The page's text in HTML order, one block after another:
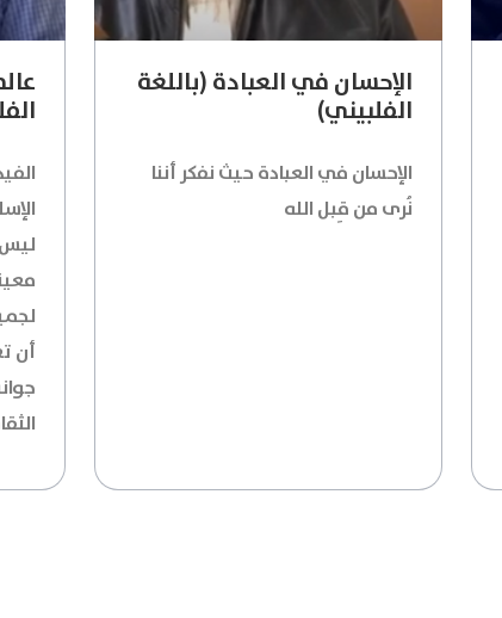
الإحسان في العبادة (باللغة
الفلبيني)
الإحسان في العبادة حيث نفكر أننا
نُرى من قِبل الله
أن